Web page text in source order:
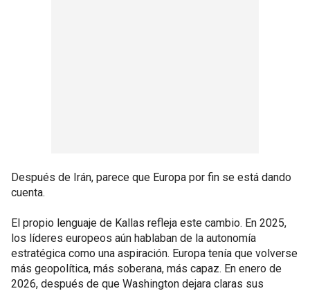
Después de Irán, parece que Europa por fin se está dando
cuenta.
El propio lenguaje de Kallas refleja este cambio. En 2025,
los líderes europeos aún hablaban de la autonomía
estratégica como una aspiración. Europa tenía que volverse
más geopolítica, más soberana, más capaz. En enero de
2026, después de que Washington dejara claras sus